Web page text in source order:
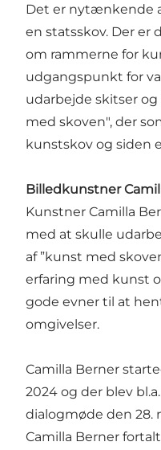
Det er nytænkende
en statsskov. Der er
om rammerne for
udgangspunkt for
udarbejde skitser
med skoven", der
kunstskov og siden
Billedkunstner
Kunstner Camilla
med at skulle
af ”kunst med
erfaring med kunst
gode evner til at
omgivelser.
Camilla Berner
2024 og der blev
dialogmøde den 28.
Camilla Berner